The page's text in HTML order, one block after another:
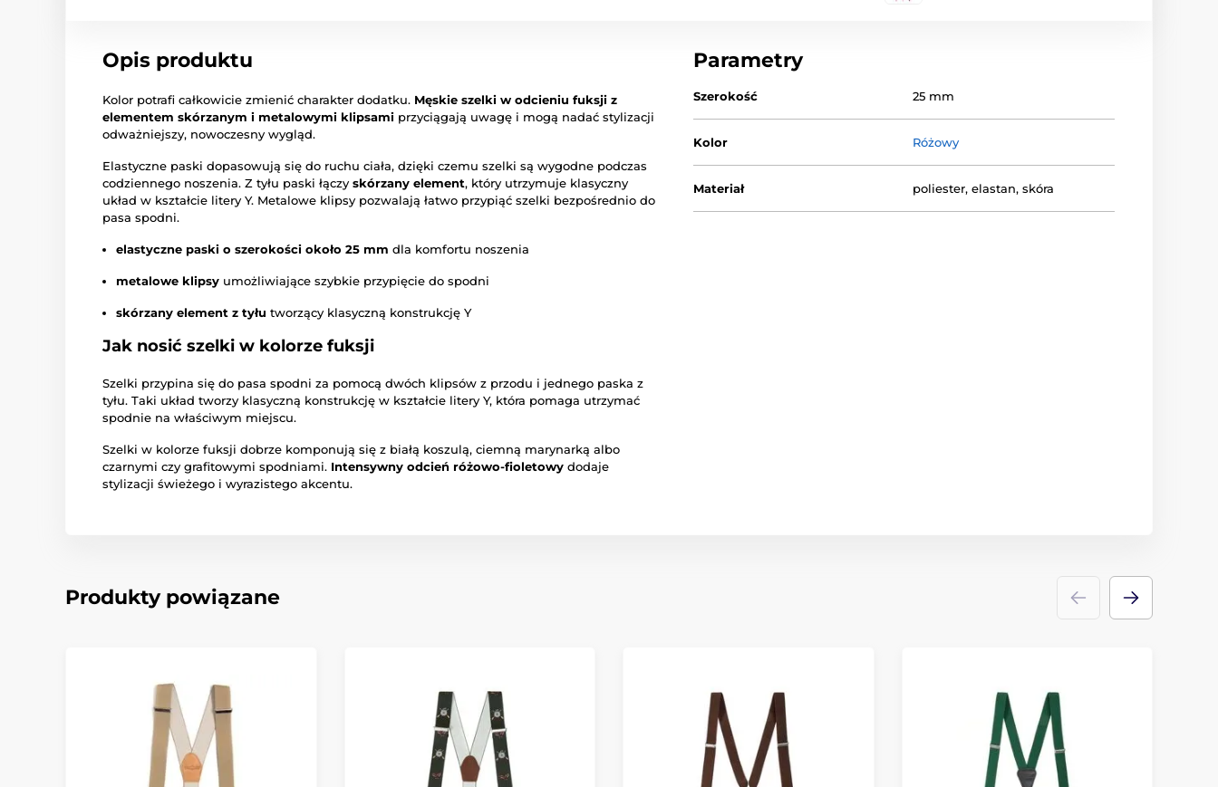
Opis produktu
Kolor potrafi całkowicie zmienić charakter dodatku. Męskie szelki w odcieniu fuksji z
elementem skórzanym i metalowymi klipsami przyciągają uwagę i mogą nadać stylizacji
odważniejszy, nowoczesny wygląd.
Elastyczne paski dopasowują się do ruchu ciała, dzięki czemu szelki są wygodne podczas
codziennego noszenia. Z tyłu paski łączy skórzany element, który utrzymuje klasyczny
układ w kształcie litery Y. Metalowe klipsy pozwalają łatwo przypiąć szelki bezpośrednio do
pasa spodni.
elastyczne paski o szerokości około 25 mm dla komfortu noszenia
metalowe klipsy umożliwiające szybkie przypięcie do spodni
skórzany element z tyłu tworzący klasyczną konstrukcję Y
Jak nosić szelki w kolorze fuksji
Szelki przypina się do pasa spodni za pomocą dwóch klipsów z przodu i jednego paska z
tyłu. Taki układ tworzy klasyczną konstrukcję w kształcie litery Y, która pomaga utrzymać
spodnie na właściwym miejscu.
Szelki w kolorze fuksji dobrze komponują się z białą koszulą, ciemną marynarką albo
czarnymi czy grafitowymi spodniami. Intensywny odcień różowo-fioletowy dodaje
stylizacji świeżego i wyrazistego akcentu.
Parametry
Szerokość 25 mm
Kolor Różowy
Materiał poliester, elastan, skóra
Produkty powiązane